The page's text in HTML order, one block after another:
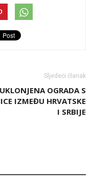
Sljedeći članak
UKLONJENA OGRADA S
IZMEĐU HRVATSKE
I SRBIJE